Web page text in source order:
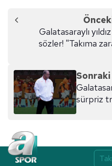
Galatasaraylı
sözler! "Takıma
sürpriz